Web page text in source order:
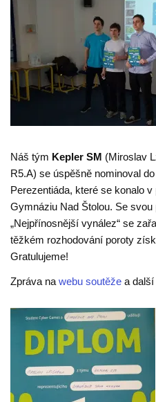
Náš tým Kepler SM (Miroslav
R5.A) se úspěšně nominoval
Perezentiáda, které se konalo
Gymnáziu Nad Štolou. Se
„Nejpřínosnější vynález“ se
těžkém rozhodování poroty
Gratulujeme!
Zpráva nawebu soutěže a